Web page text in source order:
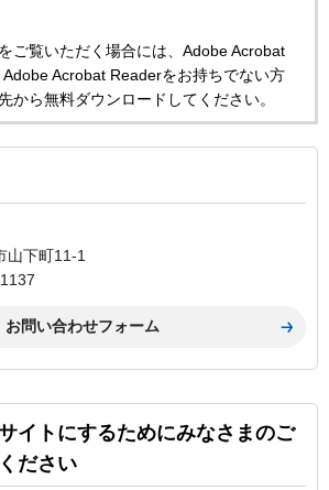
ご覧いただく場合には、Adobe Acrobat
Acrobat Readerをお持ちでない方
から無料ダウンロードしてください。
山下町11-1
イトにするためにみなさまのご
ださい